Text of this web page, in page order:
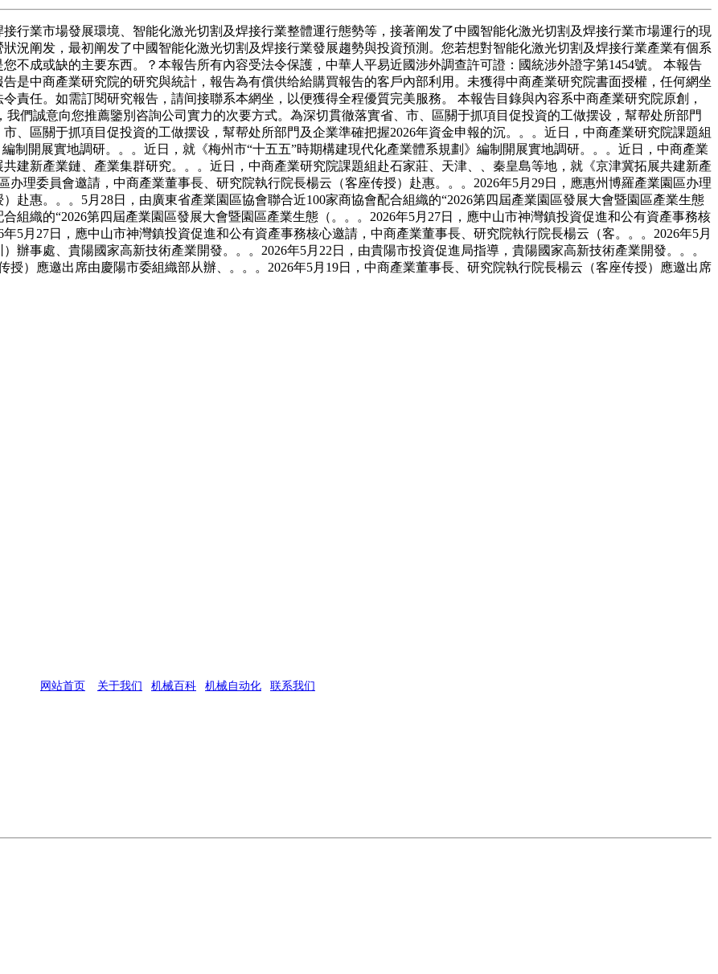
業市場發展環境、智能化激光切割及焊接行業整體運行態勢等，接著阐发了中國智能化激光切割及焊接行業市場運行的現
況阐发，最初阐发了中國智能化激光切割及焊接行業發展趨勢與投資預測。您若想對智能化激光切割及焊接行業產業有個系
不成或缺的主要东西。？本報告所有內容受法令保護，中華人平易近國涉外調查許可證：國統涉外證字第1454號。 本報告
是中商產業研究院的研究與統計，報告為有償供给給購買報告的客戶內部利用。未獲得中商產業研究院書面授權，任何網坐
責任。如需訂閱研究報告，請间接聯系本網坐，以便獲得全程優質完美服務。 本報告目錄與內容系中商產業研究院原創，
們誠意向您推薦鑒別咨詢公司實力的次要方式。為深切貫徹落實省、市、區關于抓項目促投資的工做摆设，幫帮处所部門
、區關于抓項目促投資的工做摆设，幫帮处所部門及企業準確把握2026年資金申報的沉。。。近日，中商產業研究院課題組
制開展實地調研。。。近日，就《梅州市“十五五”時期構建現代化產業體系規劃》編制開展實地調研。。。近日，中商產業
建新產業鏈、產業集群研究。。。近日，中商產業研究院課題組赴石家莊、天津、、秦皇島等地，就《京津冀拓展共建新產
办理委員會邀請，中商產業董事長、研究院執行院長楊云（客座传授）赴惠。。。2026年5月29日，應惠州博羅產業園區办理
赴惠。。。5月28日，由廣東省產業園區協會聯合近100家商協會配合組織的“2026第四屆產業園區發展大會暨園區產業生態
組織的“2026第四屆產業園區發展大會暨園區產業生態（。。。2026年5月27日，應中山市神灣鎮投資促進和公有資產事務核
5月27日，應中山市神灣鎮投資促進和公有資產事務核心邀請，中商產業董事長、研究院執行院長楊云（客。。。2026年5月
辦事處、貴陽國家高新技術產業開發。。。2026年5月22日，由貴陽市投資促進局指導，貴陽國家高新技術產業開發。。。
授）應邀出席由慶陽市委組織部从辦、。。。2026年5月19日，中商產業董事長、研究院執行院長楊云（客座传授）應邀出席
网站首页 关于我们 机械百科 机械自动化 联系我们